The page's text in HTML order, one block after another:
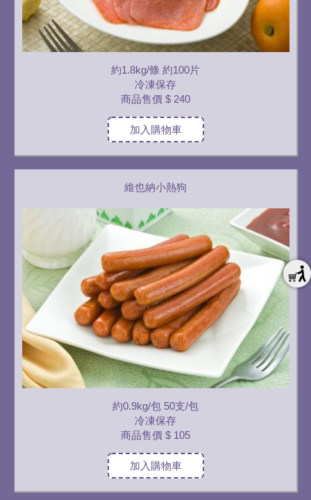
約1.8kg/條 約100片
冷凍保存
商品售價 $ 240
加入購物車
維也納小熱狗
約0.9kg/包 50支/包
冷凍保存
商品售價 $ 105
加入購物車